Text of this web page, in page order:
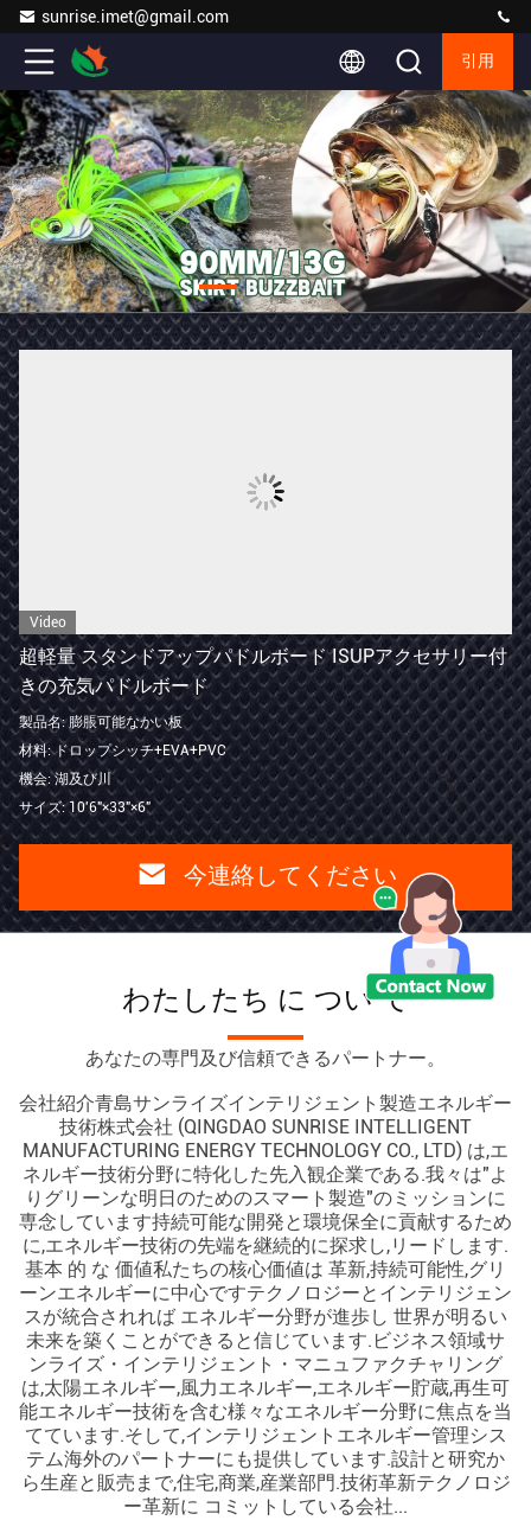
sunrise.imet@gmail.com
引用
Video
超軽量 スタンドアップパドルボード ISUPアクセサリー付
きの充気パドルボード
製品名: 膨脹可能なかい板
材料: ドロップシッチ+EVA+PVC
機会: 湖及び川
サイズ: 10'6"×33"×6"
今連絡してください
わたしたち に つい て
あなたの専門及び信頼できるパートナー。
会社紹介青島サンライズインテリジェント製造エネルギー
技術株式会社 (QINGDAO SUNRISE INTELLIGENT
MANUFACTURING ENERGY TECHNOLOGY CO., LTD) は,エ
ネルギー技術分野に特化した先入観企業である.我々は"よ
りグリーンな明日のためのスマート製造"のミッションに
専念しています持続可能な開発と環境保全に貢献するため
に,エネルギー技術の先端を継続的に探求し,リードします.
基本 的 な 価値私たちの核心価値は 革新,持続可能性,グリ
ーンエネルギーに中心ですテクノロジーとインテリジェン
スが統合されれば エネルギー分野が進歩し 世界が明るい
未来を築くことができると信じています.ビジネス領域サ
ンライズ・インテリジェント・マニュファクチャリング
は,太陽エネルギー,風力エネルギー,エネルギー貯蔵,再生可
能エネルギー技術を含む様々なエネルギー分野に焦点を当
てています.そして,インテリジェントエネルギー管理シス
テム海外のパートナーにも提供しています.設計と研究か
ら生産と販売まで,住宅,商業,産業部門.技術革新テクノロジ
ー革新に コミットしている会社...